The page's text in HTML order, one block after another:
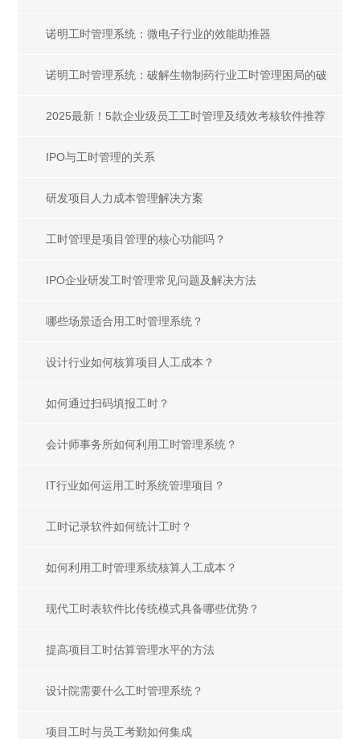
合规适配
诺明工时管理系统：微电子行业的效能助推器
诺明工时管理系统：破解生物制药行业工时管理困局的破
局之道
2025最新！5款企业级员工工时管理及绩效考核软件推荐
IPO与工时管理的关系
研发项目人力成本管理解决方案
工时管理是项目管理的核心功能吗？
IPO企业研发工时管理常见问题及解决方法
哪些场景适合用工时管理系统？
设计行业如何核算项目人工成本？
如何通过扫码填报工时？
会计师事务所如何利用工时管理系统？
IT行业如何运用工时系统管理项目？
工时记录软件如何统计工时？
如何利用工时管理系统核算人工成本？
现代工时表软件比传统模式具备哪些优势？
提高项目工时估算管理水平的方法
设计院需要什么工时管理系统？
项目工时与员工考勤如何集成